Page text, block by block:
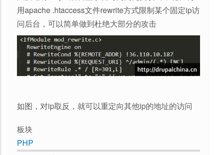
用apache .htaccess文件rewrite方式限制某个固定ip访
问后台，可以简单做到杜绝大部分的攻击
如图，对ip取反，就可以重定向其他ip的地址的访问
板块
PHP